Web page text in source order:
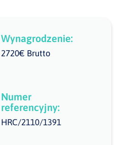
Wynagrodzenie:
2720€ Brutto
Numer
referencyjny:
HRC/2110/1391